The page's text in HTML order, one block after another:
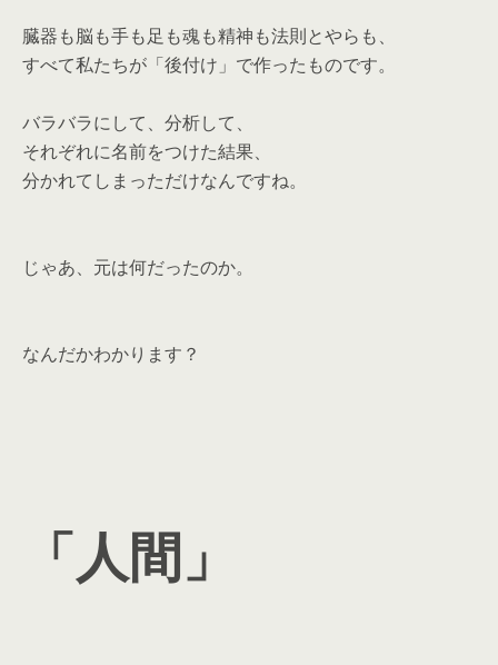
臓器も脳も手も足も魂も精神も法則とやらも、
すべて私たちが「後付け」で作ったものです。
バラバラにして、分析して、
それぞれに名前をつけた結果、
分かれてしまっただけなんですね。
じゃあ、元は何だったのか。
なんだかわかります？
「人間」